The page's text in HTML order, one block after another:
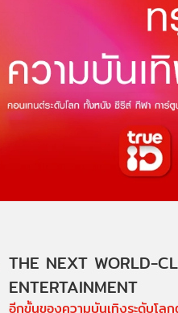
THE NEXT WORLD-
ENTERTAINMENT
อีกขั้นของความบันเทิงระดับโล